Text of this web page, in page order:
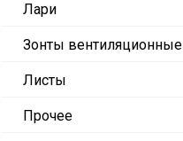
Лари
Зонты вентиляционные
Листы
Прочее